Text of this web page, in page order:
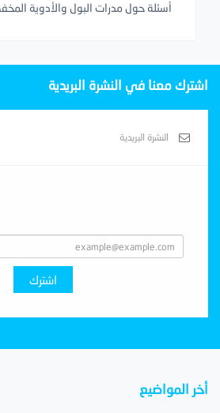
أسئلة حول مدرات البول والأدوية
اشترك معنا في النشرة البريدية
اشترك
أخر المواضيع